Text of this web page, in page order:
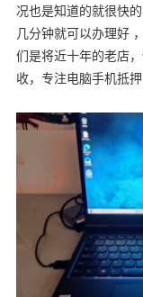
况也是知道的就很快
几分钟就可以办理好
们是将近十年的老店
收，专注电脑手机抵